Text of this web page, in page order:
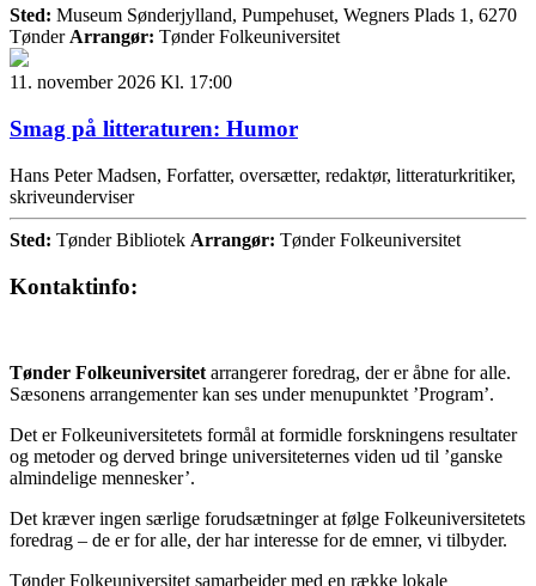
Sted: Museum Sønderjylland, Pumpehuset, Wegners Plads 1, 6270
Tønder Arrangør: Tønder Folkeuniversitet
11. november 2026 Kl. 17:00
Smag på litteraturen: Humor
Hans Peter Madsen, Forfatter, oversætter, redaktør, litteraturkritiker,
skriveunderviser
Sted: Tønder Bibliotek Arrangør: Tønder Folkeuniversitet
Kontaktinfo:
Tønder Folkeuniversitet arrangerer foredrag, der er åbne for alle.
Sæsonens arrangementer kan ses under menupunktet ’Program’.
Det er Folkeuniversitetets formål at formidle forskningens resultater
og metoder og derved bringe universiteternes viden ud til ’ganske
almindelige mennesker’.
Det kræver ingen særlige forudsætninger at følge Folkeuniversitetets
foredrag – de er for alle, der har interesse for de emner, vi tilbyder.
Tønder Folkeuniversitet samarbejder med en række lokale